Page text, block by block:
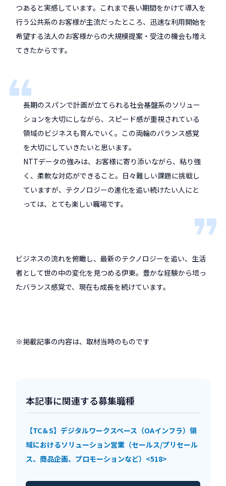
つあると実感しています。これまで長い期間をかけて導入を
行う公共系のお客様が主流だったところ、迅速な利用開始を
希望する法人のお客様からの大規模提案・受注の機会も増え
てきたからです。
長期のスパンで計画が立てられる社会基盤系のソリュー
ションを大切にしながら、スピード感が重視されている
領域のビジネスも育んでいく。この両輪のバランス感覚
を大切にしていきたいと思います。
NTTデータの強みは、お客様に寄り添いながら、粘り強
く、柔軟な対応ができること。日々難しい課題に挑戦し
ていますが、テクノロジーの進化を追い続けたい人にと
っては、とても楽しい職場です。
ビジネスの流れを俯瞰し、最新のテクノロジーを追い、生活
者として世の中の変化を見つめる伊東。豊かな経験から培っ
たバランス感覚で、現在も成長を続けています。
※掲載記事の内容は、取材当時のものです
本記事に関連する募集職種
【TC＆S】デジタルワークスペース（OAインフラ）領
域におけるソリューション営業（セールス/プリセール
ス、商品企画、プロモーションなど）<518>